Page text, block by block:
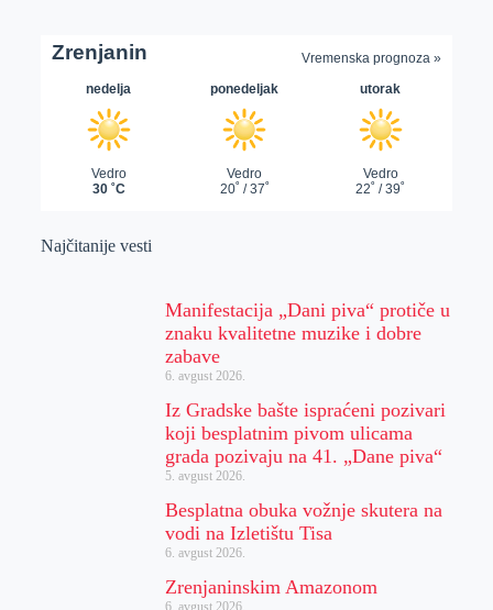
Najčitanije vesti
Manifestacija „Dani piva“ protiče u
znaku kvalitetne muzike i dobre
zabave
6. avgust 2026.
Iz Gradske bašte ispraćeni pozivari
koji besplatnim pivom ulicama
grada pozivaju na 41. „Dane piva“
5. avgust 2026.
Besplatna obuka vožnje skutera na
vodi na Izletištu Tisa
6. avgust 2026.
Zrenjaninskim Amazonom
6. avgust 2026.